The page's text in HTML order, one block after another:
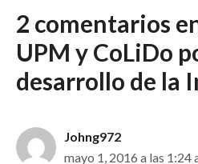
2 comentarios
UPM y CoLiDo
desarrollo de la
Johng972
mayo 1, 2016 a las 1:24